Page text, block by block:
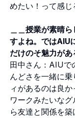
めたい！って感じ
＿＿授業が素晴
すよね。ではAIU
だけのそ魅力が
田中さん：AIUで
んどさを一緒に
ィがあるのは良
ワークみたいな
ら友達と関係を